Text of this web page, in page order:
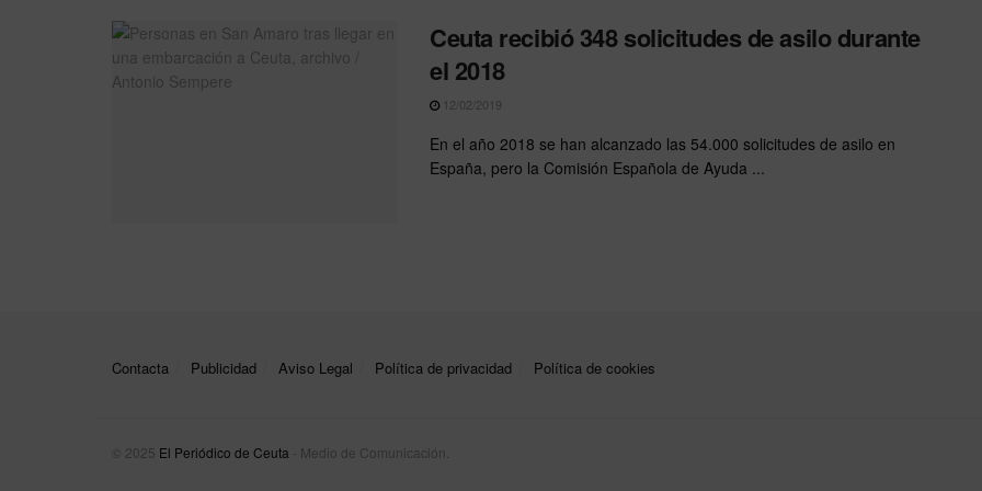
Ceuta recibió 348 solicitudes de asilo durante
el 2018
12/02/2019
En el año 2018 se han alcanzado las 54.000 solicitudes de asilo en
España, pero la Comisión Española de Ayuda ...
Contacta Publicidad Aviso Legal Política de privacidad Política de cookies
© 2025 El Periódico de Ceuta - Medio de Comunicación .